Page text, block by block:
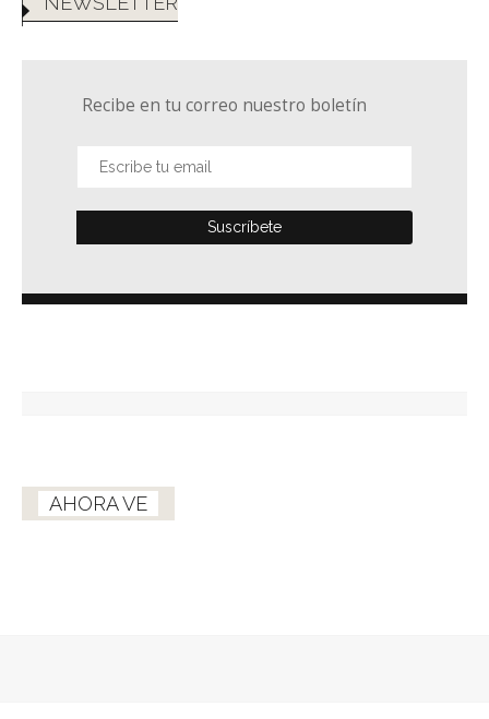
Recibe en tu correo nuestro boletín
AHORA VE